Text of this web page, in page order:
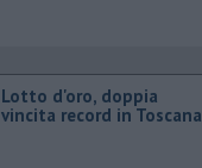
Lotto d'oro, doppia
vincita record in Toscana